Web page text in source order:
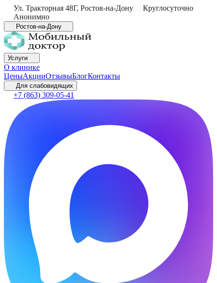
Ул. Тракторная 48Г, Ростов-на-Дону
Круглосуточно
Анонимно
Ростов-на-Дону
Услуги
О клинике
ЦеныАкцииОтзывыБлогКонтакты
Для слабовидящих
+7 (863) 309-05-41